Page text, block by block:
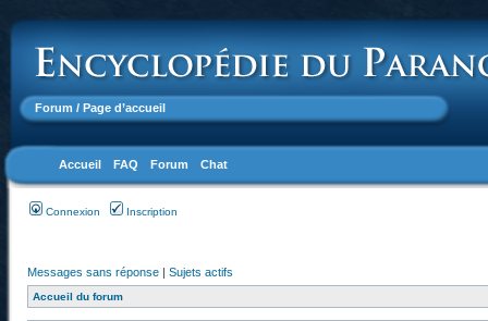
Forum / Page d’accueil
Accueil FAQ Forum Chat
Connexion Inscription
Messages sans réponse | Sujets actifs
Accueil du forum